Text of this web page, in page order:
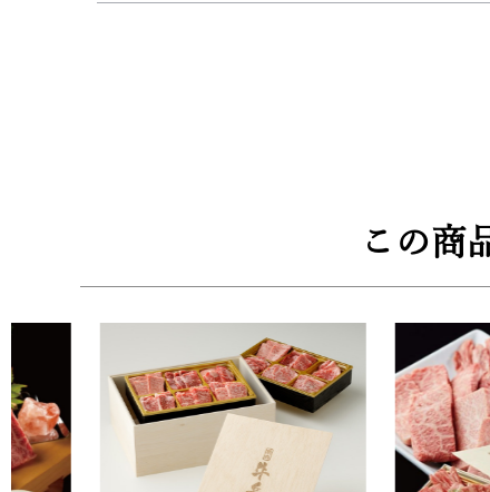
■配送：クール冷凍便
■セット内容：黒毛和牛ステーキ5枚、おろしソ
【木箱サイズ】幅30.3cm × 奥行22.2cm × 高
この商